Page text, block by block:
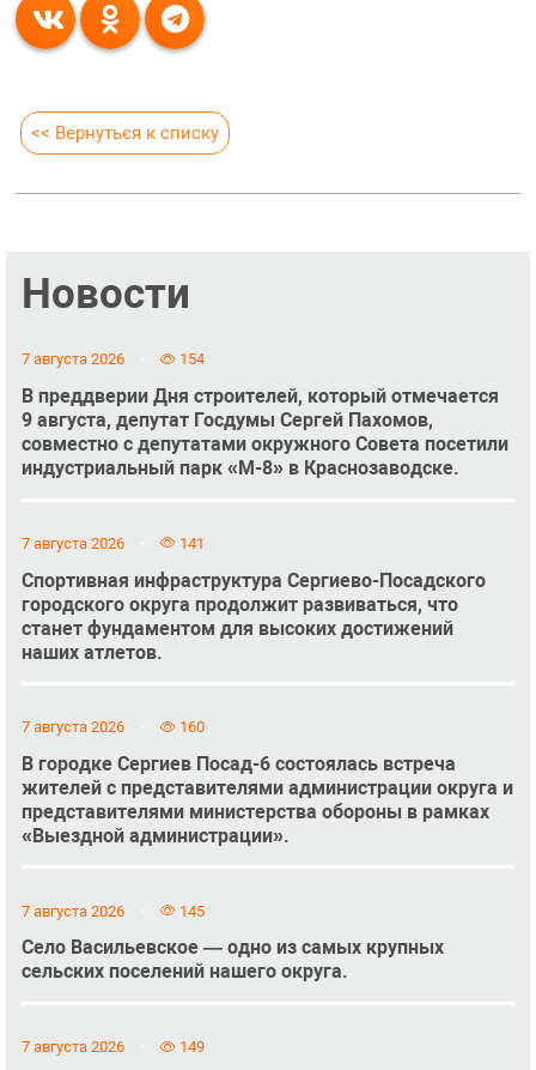
<< Вернуться к списку
Новости
7 августа 2026 154
В преддверии Дня строителей, который отмечается
9 августа, депутат Госдумы Сергей Пахомов,
совместно с депутатами окружного Совета посетили
индустриальный парк «М-8» в Краснозаводске.
7 августа 2026 141
Спортивная инфраструктура Сергиево-Посадского
городского округа продолжит развиваться, что
станет фундаментом для высоких достижений
наших атлетов.
7 августа 2026 160
В городке Сергиев Посад-6 состоялась встреча
жителей с представителями администрации округа и
представителями министерства обороны в рамках
«Выездной администрации».
7 августа 2026 145
Село Васильевское — одно из самых крупных
сельских поселений нашего округа.
7 августа 2026 149